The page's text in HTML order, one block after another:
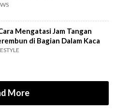
Mengatasi Jam Tangan
di Bagian Dalam Kaca
More